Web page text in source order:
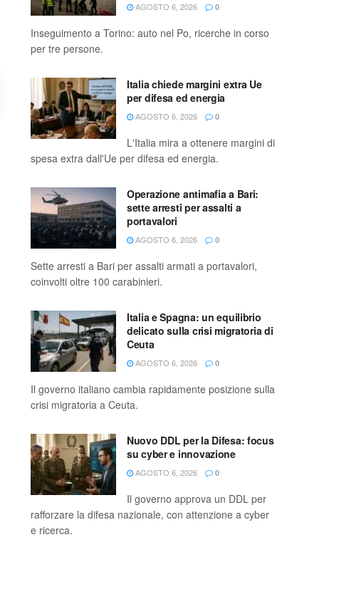
AGOSTO 6, 2026 0
Inseguimento a Torino: auto nel Po, ricerche in corso
per tre persone.
Italia chiede margini extra Ue
per difesa ed energia
AGOSTO 6, 2026 0
L'Italia mira a ottenere margini di
spesa extra dall'Ue per difesa ed energia.
Operazione antimafia a Bari:
sette arresti per assalti a
portavalori
AGOSTO 6, 2026 0
Sette arresti a Bari per assalti armati a portavalori,
coinvolti oltre 100 carabinieri.
Italia e Spagna: un equilibrio
delicato sulla crisi migratoria di
Ceuta
AGOSTO 6, 2026 0
Il governo italiano cambia rapidamente posizione sulla
crisi migratoria a Ceuta.
Nuovo DDL per la Difesa: focus
su cyber e innovazione
AGOSTO 6, 2026 0
Il governo approva un DDL per
rafforzare la difesa nazionale, con attenzione a cyber
e ricerca.